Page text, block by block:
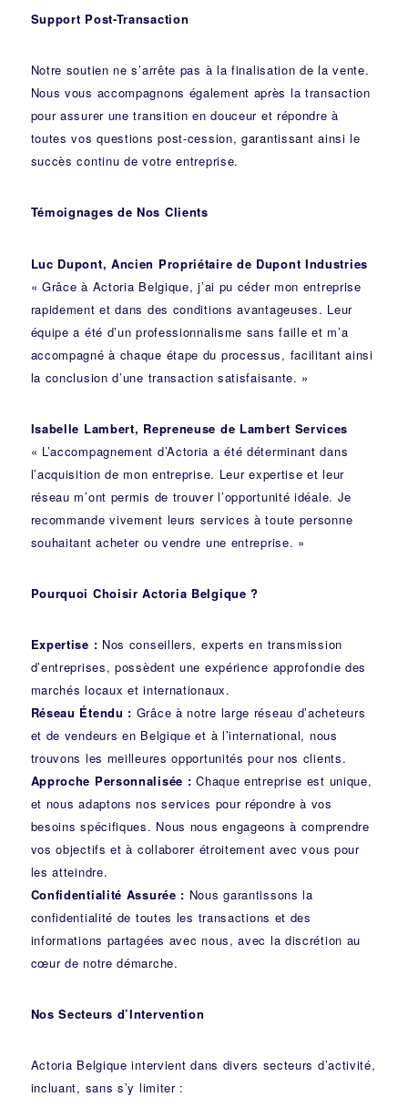
Support Post-Transaction
Notre soutien ne s’arrête pas à la finalisation de la vente.
Nous vous accompagnons également après la transaction
pour assurer une transition en douceur et répondre à
toutes vos questions post-cession, garantissant ainsi le
succès continu de votre entreprise.
Témoignages de Nos Clients
Luc Dupont, Ancien Propriétaire de Dupont Industries
« Grâce à Actoria Belgique, j’ai pu céder mon entreprise
rapidement et dans des conditions avantageuses. Leur
équipe a été d’un professionnalisme sans faille et m’a
accompagné à chaque étape du processus, facilitant ainsi
la conclusion d’une transaction satisfaisante. »
Isabelle Lambert, Repreneuse de Lambert Services
« L’accompagnement d’Actoria a été déterminant dans
l’acquisition de mon entreprise. Leur expertise et leur
réseau m’ont permis de trouver l’opportunité idéale. Je
recommande vivement leurs services à toute personne
souhaitant acheter ou vendre une entreprise. »
Pourquoi Choisir Actoria Belgique ?
Expertise : Nos conseillers, experts en transmission
d’entreprises, possèdent une expérience approfondie des
marchés locaux et internationaux.
Réseau Étendu : Grâce à notre large réseau d’acheteurs
et de vendeurs en Belgique et à l’international, nous
trouvons les meilleures opportunités pour nos clients.
Approche Personnalisée : Chaque entreprise est unique,
et nous adaptons nos services pour répondre à vos
besoins spécifiques. Nous nous engageons à comprendre
vos objectifs et à collaborer étroitement avec vous pour
les atteindre.
Confidentialité Assurée : Nous garantissons la
confidentialité de toutes les transactions et des
informations partagées avec nous, avec la discrétion au
cœur de notre démarche.
Nos Secteurs d’Intervention
Actoria Belgique intervient dans divers secteurs d’activité,
incluant, sans s’y limiter :